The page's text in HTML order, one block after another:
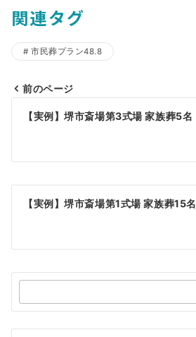
関連タグ
市民葬プラン48.8
ナ
ビ
シ
ョ
ン
前のページ
【実例】堺市斎場第3式場 家族葬5名
【実例】堺市斎場第1式場 家族葬15名
索：